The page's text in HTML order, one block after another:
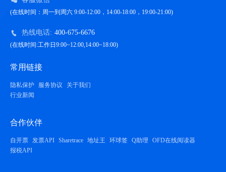
(在线时间：周一到周六 9:00-12:00，14:00-18:00，19:00-21:00)
热线电话: 400-675-6676
(在线时间:工作日9:00~12:00,14:00~18:00)
常用链接
隐私保护 服务协议
关于我们
行业新闻
合作伙伴
自开票 发票API Sharetrace 地址王 环球签 Q助理
OFD在线阅读器
报税API